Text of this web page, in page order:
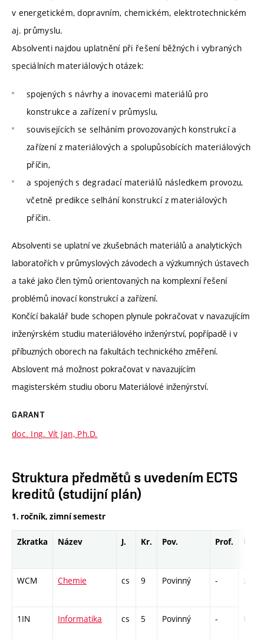
v energetickém, dopravním, chemickém, elektrotechnickém
aj. průmyslu.
Absolventi najdou uplatnění při řešení běžných i vybraných
speciálních materiálových otázek:
spojených s návrhy a inovacemi materiálů pro
konstrukce a zařízení v průmyslu,
souvisejících se selháním provozovaných konstrukcí a
zařízení z materiálových a spolupůsobících materiálových
příčin,
a spojených s degradací materiálů následkem provozu,
včetně predikce selhání konstrukcí z materiálových
příčin.
Absolventi se uplatní ve zkušebnách materiálů a analytických
laboratořích v průmyslových závodech a výzkumných ústavech
a také jako člen týmů orientovaných na komplexní řešení
problémů inovací konstrukcí a zařízení.
Končící bakalář bude schopen plynule pokračovat v navazujícím
inženýrském studiu materiálového inženýrství, popřípadě i v
příbuzných oborech na fakultách technického změření.
Abslovent má možnost pokračovat v navazujícím
magisterském studiu oboru Materiálové inženýrství.
GARANT
doc. Ing. Vít Jan, Ph.D.
Struktura předmětů s uvedením ECTS
kreditů (studijní plán)
1. ročník, zimní semestr
Zkratka Název J. Kr. Pov. Prof. Uk.
WCM Chemie cs 9 Povinný - zá,zk
1IN Informatika cs 5 Povinný - kl